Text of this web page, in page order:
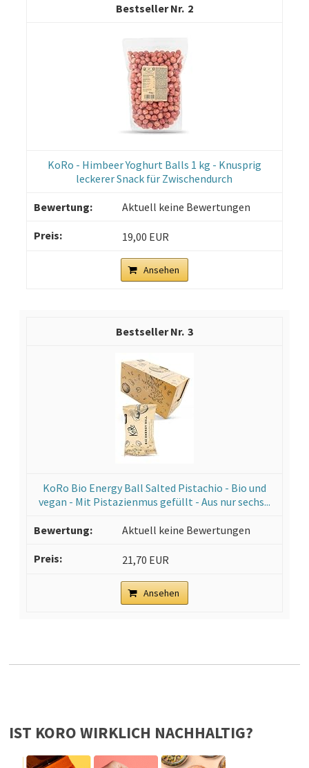
2
KoRo - Himbeer Yoghurt Balls 1 kg - Knusprig
leckerer Snack für Zwischendurch
Aktuell keine Bewertungen
19,00 EUR
Ansehen
3
KoRo Bio Energy Ball Salted Pistachio - Bio und
vegan - Mit Pistazienmus gefüllt - Aus nur sechs...
Aktuell keine Bewertungen
21,70 EUR
Ansehen
IST KORO WIRKLICH NACHHALTIG?